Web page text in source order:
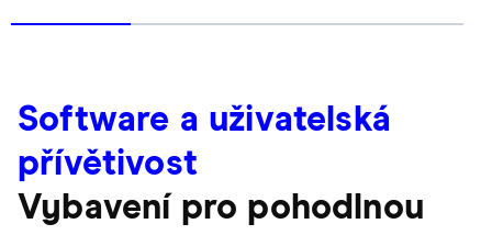
Software a uživatelská
přívětivost
Vybavení pro pohodlnou